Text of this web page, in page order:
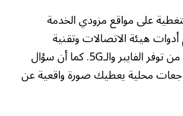
على مواقع مزودي الخدمة
هيئة الاتصالات وتقنية
المعلومات للتحقق من توفر الفايبر والـ5G. كما أن سؤال
محلية يعطيك صورة واقعية عن